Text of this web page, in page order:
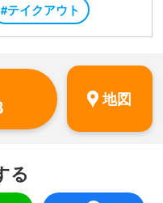
#テイクアウト
地図
る